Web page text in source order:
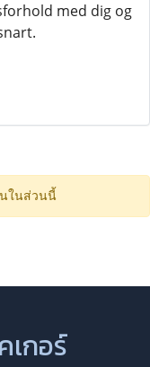
med dig og
ในส่วนนี้
เกอร์